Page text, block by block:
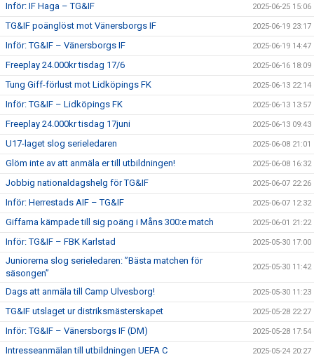
Inför: IF Haga – TG&IF 2025-06-25 15:06
TG&IF poänglöst mot Vänersborgs IF 2025-06-19 23:17
Inför: TG&IF – Vänersborgs IF 2025-06-19 14:47
Freeplay 24.000kr tisdag 17/6 2025-06-16 18:09
Tung Giff-förlust mot Lidköpings FK 2025-06-13 22:14
Inför: TG&IF – Lidköpings FK 2025-06-13 13:57
Freeplay 24.000kr tisdag 17juni 2025-06-13 09:43
U17-laget slog serieledaren 2025-06-08 21:01
Glöm inte av att anmäla er till utbildningen! 2025-06-08 16:32
Jobbig nationaldagshelg för TG&IF 2025-06-07 22:26
Inför: Herrestads AIF – TG&IF 2025-06-07 12:32
Giffarna kämpade till sig poäng i Måns 300:e match 2025-06-01 21:22
Inför: TG&IF – FBK Karlstad 2025-05-30 17:00
Juniorerna slog serieledaren: ”Bästa matchen för
säsongen”
2025-05-30 11:42
Dags att anmäla till Camp Ulvesborg! 2025-05-30 11:23
TG&IF utslaget ur distriksmästerskapet 2025-05-28 22:27
Inför: TG&IF – Vänersborgs IF (DM) 2025-05-28 17:54
Intresseanmälan till utbildningen UEFA C 2025-05-24 20:27